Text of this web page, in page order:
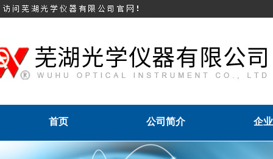
首页 公司简介 企